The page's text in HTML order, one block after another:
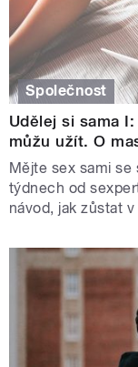
Společnost
Udělej si sama
můžu užít. O
Mějte sex sami se
týdnech od
návod, jak zůstat